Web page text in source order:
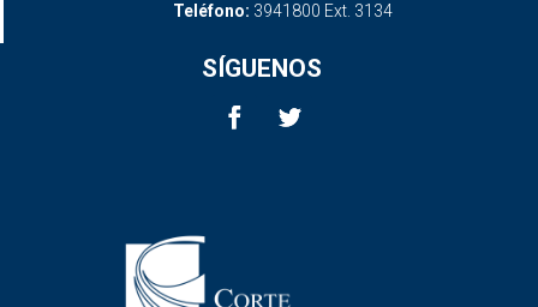
Teléfono: 3941800 Ext. 3134
SÍGUENOS